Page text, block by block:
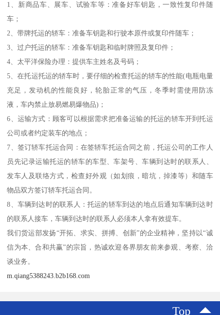
1、新商品车、展车、试验车等：准备好车钥匙，一致性复印件随
车；
2、带牌托运的轿车：准备车钥匙和行驶本原件或复印件随车；
3、过户托运的轿车：准备车钥匙和临时牌照及复印件；
4、太平洋保险办理：提供车主姓名及号码；
5、在托运托运的轿车时，要仔细的检查托运的轿车的性能(电瓶电量
充足，发动机的性能良好，轮胎正常的气压，冬季时需使用防冻
液，车内禁止放易燃易爆物品)；
6、运输方式：顾客可以根据需求把准备运输的托运的轿车开到托运
公司或者约定装车的地点；
7、签订轿车托运合同：在签轿车托运合同之前，托运公司的工作人
员先记录运输托运的轿车的车型、车架号、车辆到达时的联系人、
发车人及联络方式，检查好外观（如划痕，暗坑，掉漆等）和随车
物品双方签订轿车托运合同。
8、车辆到达时的联系人：托运的轿车到达的地点后通知车辆到达时
的联系人接车，车辆到达时的联系人必须本人拿有效提车。
我们货运部发扬“开拓、求实、拼搏、创新”的企业精神，坚持以“诚
信为本、合和共赢”的宗旨，热诚欢迎各界朋友前来参观、考察、洽
谈业务。
m.qiang5388243.b2b168.com
Top